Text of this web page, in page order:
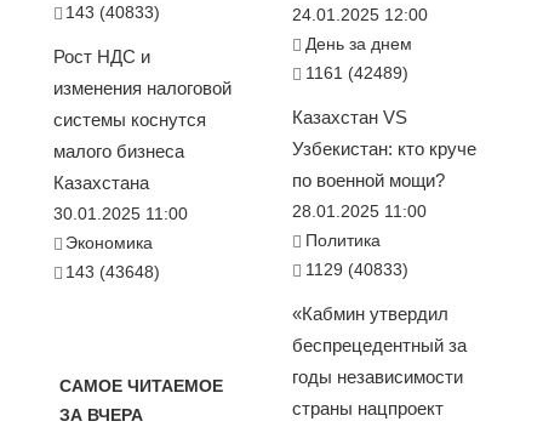
143 (40833)
Рост НДС и
изменения налоговой
системы коснутся
малого бизнеса
Казахстана
30.01.2025 11:00
Экономика
143 (43648)
САМОЕ ЧИТАЕМОЕ
ЗА ВЧЕРА
24.01.2025 12:00
День за днем
1161 (42489)
Казахстан VS
Узбекистан: кто круче
по военной мощи?
28.01.2025 11:00
Политика
1129 (40833)
«Кабмин утвердил
беспрецедентный за
годы независимости
страны нацпроект